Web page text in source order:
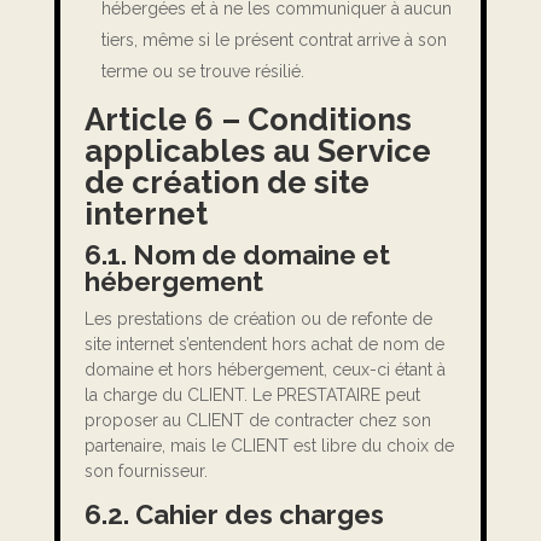
hébergées et à ne les communiquer à aucun
tiers, même si le présent contrat arrive à son
terme ou se trouve résilié.
Article 6 – Conditions
applicables au Service
de création de site
internet
6.1. Nom de domaine et
hébergement
Les prestations de création ou de refonte de
site internet s’entendent hors achat de nom de
domaine et hors hébergement, ceux-ci étant à
la charge du CLIENT. Le PRESTATAIRE peut
proposer au CLIENT de contracter chez son
partenaire, mais le CLIENT est libre du choix de
son fournisseur.
6.2. Cahier des charges